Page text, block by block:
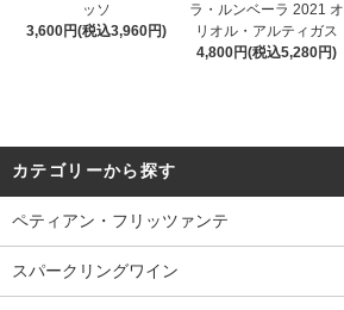
ッソ
3,600円(税込3,960円)
ラ・ルンベーラ 2021 オ
リオル・アルティガス
4,800円(税込5,280円)
カテゴリーから探す
ペティアン・フリッツァンテ
スパークリングワイン